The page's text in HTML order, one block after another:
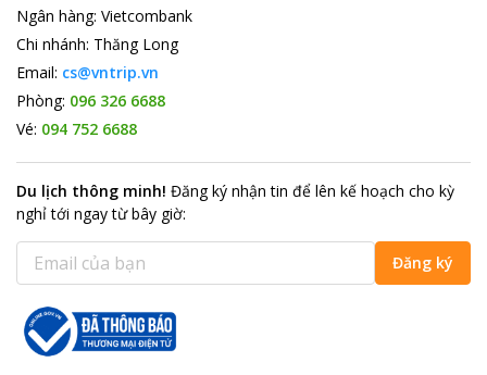
Ngân hàng: Vietcombank
Chi nhánh: Thăng Long
Email: cs@vntrip.vn
Phòng: 096 326 6688
Vé: 094 752 6688
Du lịch thông minh! Đăng ký nhận tin để lên kế hoạch cho kỳ
nghỉ tới ngay từ bây giờ:
Đăng ký